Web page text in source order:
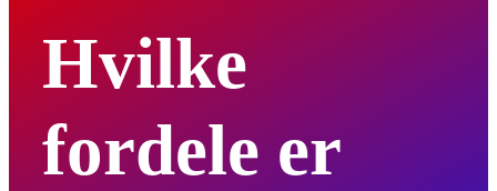
Hvilke
fordele er